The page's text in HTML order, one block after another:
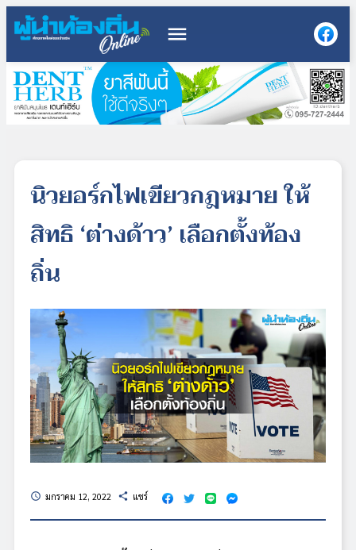
menu
นิวยอร์กไฟเขียวกฎหมาย ให้
สิทธิ ‘ต่างด้าว’ เลือกตั้งท้อง
ถิ่น
schedule มกราคม 12, 2022 share แชร์